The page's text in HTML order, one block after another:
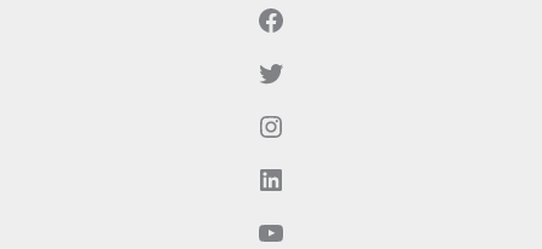
Facebook
ट्विटर
Instagram
LinkedIn
YouTube